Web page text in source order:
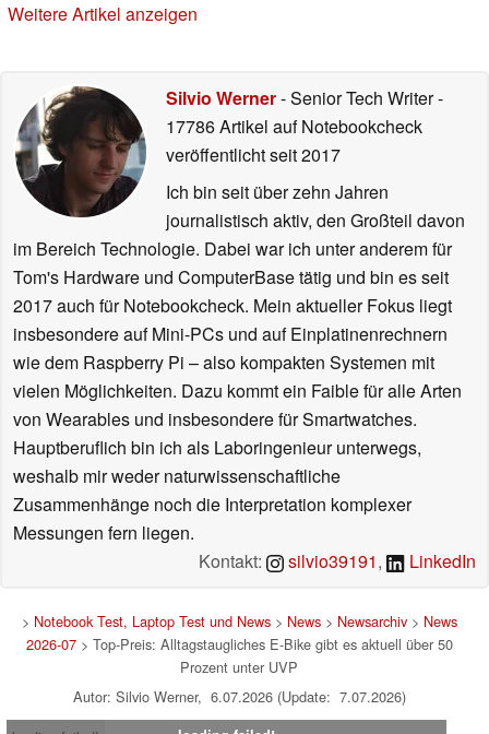
Weitere Artikel anzeigen
Silvio Werner- Senior Tech Writer-
17786 Artikel auf Notebookcheck
veröffentlichtseit 2017
Ich bin seit über zehn Jahren
journalistisch aktiv, den Großteil davon
im Bereich Technologie. Dabei war ich unter anderem für
Tom's Hardware und ComputerBase tätig und bin es seit
2017 auch für Notebookcheck. Mein aktueller Fokus liegt
insbesondere auf Mini-PCs und auf Einplatinenrechnern
wie dem Raspberry Pi – also kompakten Systemen mit
vielen Möglichkeiten. Dazu kommt ein Faible für alle Arten
von Wearables und insbesondere für Smartwatches.
Hauptberuflich bin ich als Laboringenieur unterwegs,
weshalb mir weder naturwissenschaftliche
Zusammenhänge noch die Interpretation komplexer
Messungen fern liegen.
Kontakt:
silvio39191, LinkedIn
> Notebook Test, Laptop Test und News> News> Newsarchiv> News
2026-07> Top-Preis: Alltagstaugliches E-Bike gibt es aktuell über 50
Prozent unter UVP
Autor: Silvio Werner, 6.07.2026 (Update: 7.07.2026)